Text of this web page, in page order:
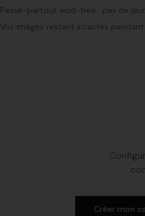
Passe-partout acid-free : pas de
Vos images restent intactes
Créer mon